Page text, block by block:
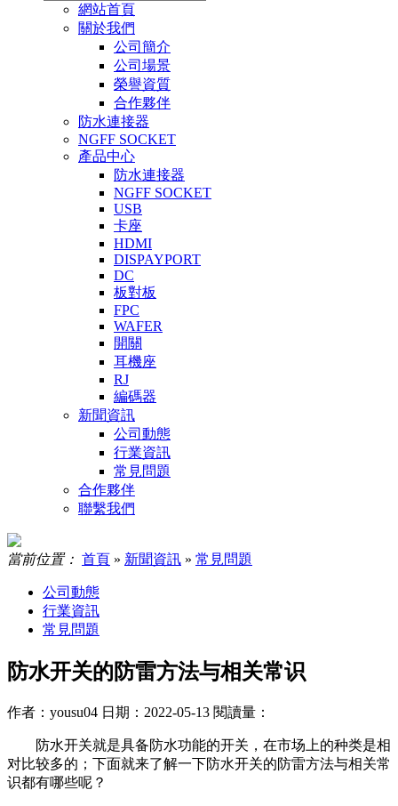
網站首頁
關於我們
公司簡介
公司場景
榮譽資質
合作夥伴
防水連接器
NGFF SOCKET
產品中心
防水連接器
NGFF SOCKET
USB
卡座
HDMI
DISPAYPORT
DC
板對板
FPC
WAFER
開關
耳機座
RJ
編碼器
新聞資訊
公司動態
行業資訊
常見問題
合作夥伴
聯繫我們
當前位置： 首頁 » 新聞資訊 » 常見問題
公司動態
行業資訊
常見問題
防水开关的防雷方法与相关常识
作者：yousu04 日期：2022-05-13 閱讀量：
防水开关就是具备防水功能的开关，在市场上的种类是相
对比较多的；下面就来了解一下防水开关的防雷方法与相关常
识都有哪些呢？